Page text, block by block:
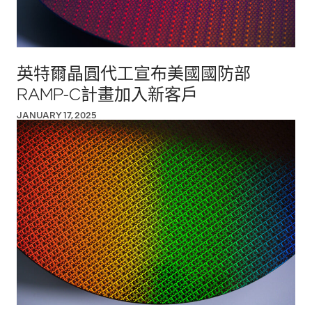
英特爾晶圓代工宣布美國國防部
RAMP-C計畫加入新客戶
JANUARY 17, 2025